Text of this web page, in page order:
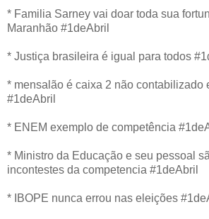
* Familia Sarney vai doar toda sua
Maranhão #1deAbril
* Justiça brasileira é igual para todos
* mensalão é caixa 2 não contabilizado
#1deAbril
* ENEM exemplo de competência
* Ministro da Educação e seu pessoal
incontestes da competencia #1deAbril
* IBOPE nunca errou nas eleições